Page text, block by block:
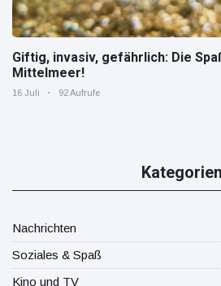
Giftig, invasiv, gefährlich: Die
Mittelmeer!
16 Juli 92 Aufrufe
Kategorien
Nachrichten
Soziales & Spaß
Kino und TV